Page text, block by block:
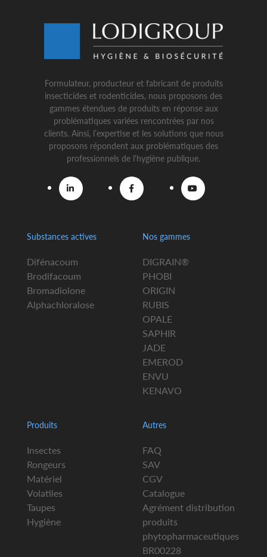
Formulateur, producteur et fabricant de produits
insecticides et rodenticides, nous proposons des
gammes étendues de produits en réponse aux
problématiques variées rencontrées par nos
clients. Ainsi, l’expertise et les solutions que nous
proposons répondent aux problématiques des
professionnels de l'hygiène publique.
Substances actives
Difénacoum
Brodifacoum
Bromadiolone
Alphachloralose
Nos gammes
DIGRAIN®
PHOBI
ORIGIN
RUBIS
OPALE
SAPHIR
JADE
EMEROD
ENVU
KENAVO
Produits
Insectes
Rongeurs
Matériel
Volatiles
Taupes
Hygiène
Autres
FAQ
SAV
CGV
Catalogue
Agrément distribution
produits
phytopharmaceutiques
BR00228